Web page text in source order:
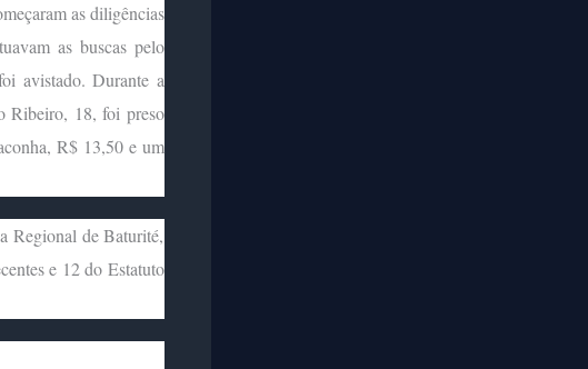
as diligências
as buscas pelo
avistado. Durante a
Ribeiro, 18, foi preso
R$ 13,50 e um
Regional de Baturité,
e 12 do Estatuto